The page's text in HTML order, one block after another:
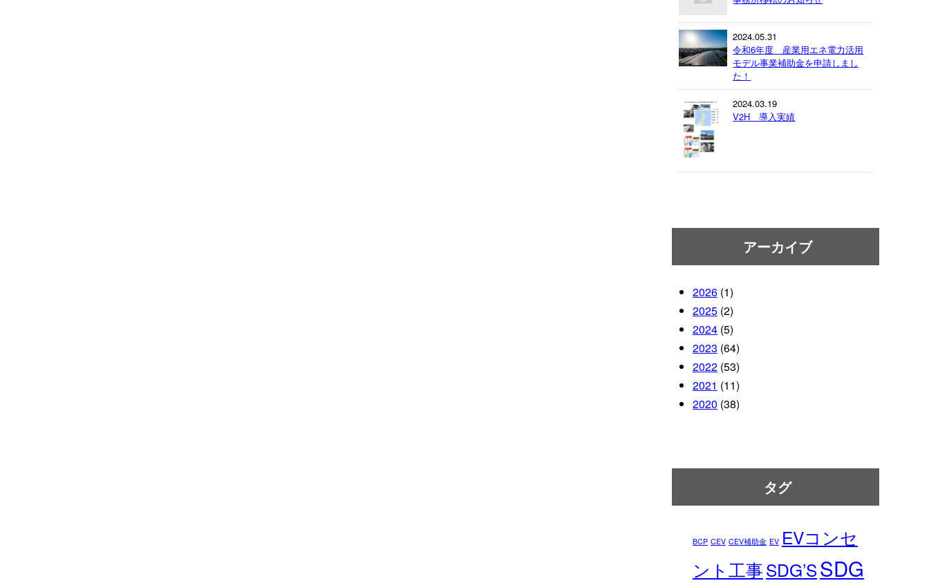
2024.05.31
令和6年度 産業用エネ電力活用
モデル事業補助金を申請しまし
た！
2024.03.19
V2H 導入実績
アーカイブ
2026 (1)
2025 (2)
2024 (5)
2023 (64)
2022 (53)
2021 (11)
2020 (38)
タグ
BCP CEV CEV補助金 EV EVコンセ
ント工事SDG’SSDG